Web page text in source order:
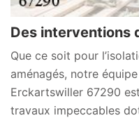
Des interventions
Que ce soit pour
aménagés, notre
Erckartswiller 67290
travaux impeccables